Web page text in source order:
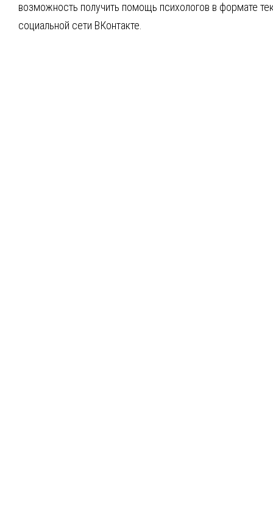
возможность получить помощь психологов в формате
социальной сети ВКонтакте.